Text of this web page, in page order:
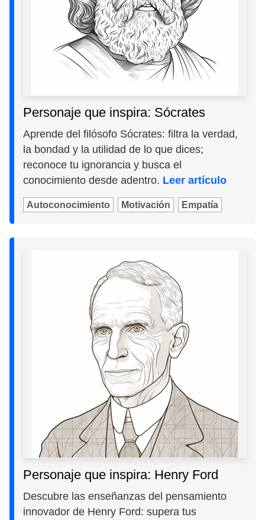
Personaje que inspira: Sócrates
Aprende del filósofo Sócrates: filtra la verdad,
la bondad y la utilidad de lo que dices;
reconoce tu ignorancia y busca el
conocimiento desde adentro. Leer artículo
Autoconocimiento Motivación Empatía
Personaje que inspira: Henry Ford
Descubre las enseñanzas del pensamiento
innovador de Henry Ford: supera tus